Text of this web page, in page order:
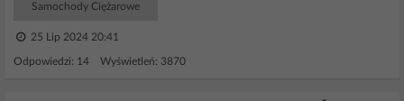
Samochody Ciężarowe
25 Lip 2024 20:41
Odpowiedzi: 14 Wyświetleń: 3870